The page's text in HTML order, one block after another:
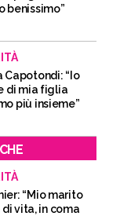
benissimo”
Capotondi: “Io
di mia figlia
più insieme”
“Mio marito
di vita, in coma